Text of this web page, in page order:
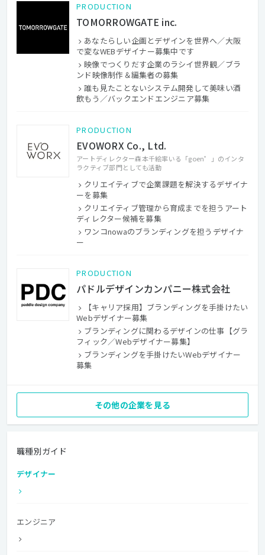
PRODUCTION
TOMORROWGATE inc.
あなたらしい企画とデザインを世界へ／大阪
で変なWEBデザイナー募集中です
映像でつくりだす企業のラシイ世界観／ブラ
ンド映像制作＆編集者の募集
誰も見たことないシステム開発して美味い酒
飲もう／バックエンドエンジニア募集
PRODUCTION
EVOWORX Co., Ltd.
アートディレクター森本千絵率いる「goen゜」のインタ
ラクティブ部門としても活動
クリエイティブで企業課題を解決するデザイナ
ーを募集
クリエイティブ管理から育成までを担うアート
ディレクター候補を募集
ワンコnowaのブランディングを担うデザイナ
ー
PRODUCTION
パドルデザインカンパニー株式会社
【キャリア採用】ブランディングを手掛けたい
Webデザイナー募集
ブランディングに関わるデザインの仕事【グラ
フィック／Webデザイナー募集】
ブランディングを手掛けたいWebデザイナー
募集
その他の企業を見る
職種別ガイド
デザイナー
エンジニア